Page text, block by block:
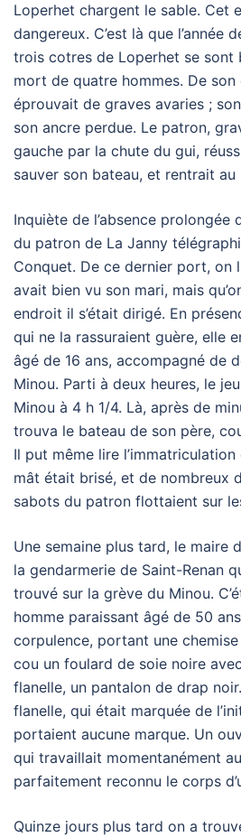
Loperhet chargent le sable. Cet
dangereux. C’est là que l’année
trois cotres de Loperhet se sont
mort de quatre hommes. De
éprouvait de graves avaries ;
son ancre perdue. Le patron,
gauche par la chute du gui,
sauver son bateau, et rentrait
Inquiète de l’absence prolongée
du patron de La Janny
Conquet. De ce dernier port, on
avait bien vu son mari, mais
endroit il s’était dirigé. En
qui ne la rassuraient guère, elle
âgé de 16 ans, accompagné de
Minou. Parti à deux heures, le
Minou à 4 h 1/4. Là, après de
trouva le bateau de son père,
Il put même lire
mât était brisé, et de nombreux
sabots du patron flottaient sur
Une semaine plus tard, le maire
la gendarmerie de Saint-Renan
trouvé sur la grève du Minou.
homme paraissant âgé de 50
corpulence, portant une
cou un foulard de soie noire
flanelle, un pantalon de drap
flanelle, qui était marquée de
portaient aucune marque. Un
qui travaillait momentanément
parfaitement reconnu le corps
Quinze jours plus tard on a